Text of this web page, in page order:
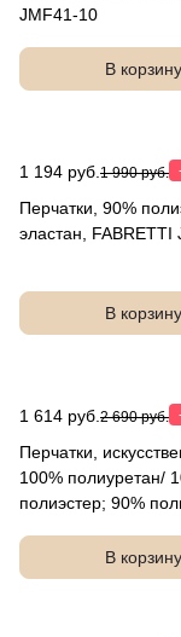
JMF41-10
В корзину
1 194 руб. 1 990 руб.
Перчатки, 90%
эластан, FABRETTI
В корзину
1 614 руб. 2 690 руб.
Перчатки,
100% полиуретан/
полиэстер; 90%
В корзину